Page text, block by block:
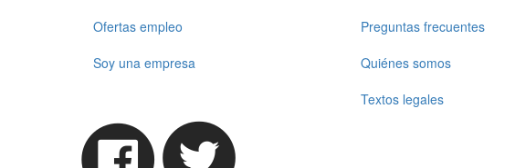
Ofertas empleo
Soy una empresa
Preguntas frecuentes
Quiénes somos
Textos legales